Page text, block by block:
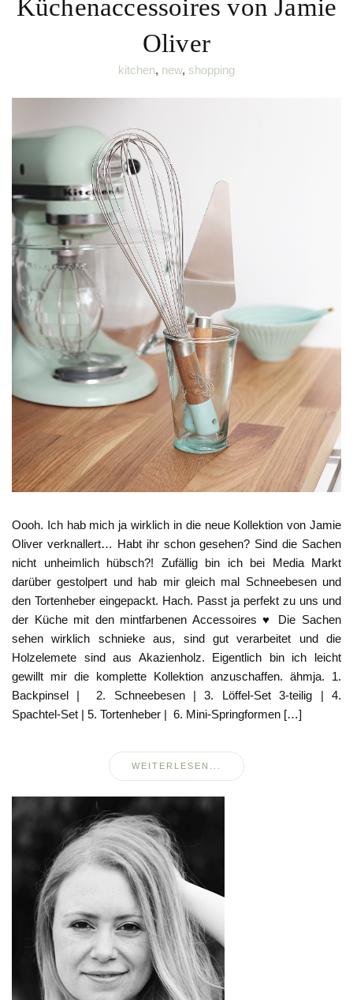
Küchenaccessoires von Jamie
Oliver
kitchen, new, shopping
Oooh. Ich hab mich ja wirklich in die neue Kollektion von Jamie
Oliver verknallert… Habt ihr schon gesehen? Sind die Sachen
nicht unheimlich hübsch?! Zufällig bin ich bei Media Markt
darüber gestolpert und hab mir gleich mal Schneebesen und
den Tortenheber eingepackt. Hach. Passt ja perfekt zu uns und
der Küche mit den mintfarbenen Accessoires ♥ Die Sachen
sehen wirklich schnieke aus, sind gut verarbeitet und die
Holzelemete sind aus Akazienholz. Eigentlich bin ich leicht
gewillt mir die komplette Kollektion anzuschaffen. ähmja. 1.
Backpinsel | 2. Schneebesen | 3. Löffel-Set 3-teilig | 4.
Spachtel-Set | 5. Tortenheber | 6. Mini-Springformen […]
WEITERLESEN...